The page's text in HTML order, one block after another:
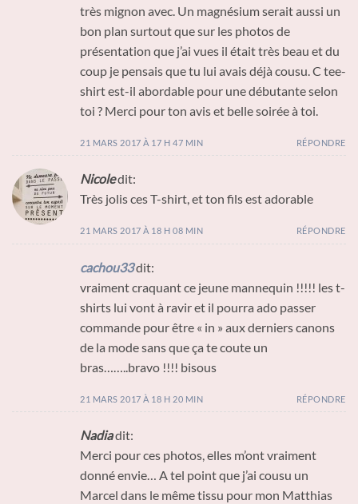
très mignon avec. Un magnésium serait aussi un
bon plan surtout que sur les photos de
présentation que j’ai vues il était très beau et du
coup je pensais que tu lui avais déjà cousu. C tee-
shirt est-il abordable pour une débutante selon
toi ? Merci pour ton avis et belle soirée à toi.
21 MARS 2017 À 17 H 47 MIN RÉPONDRE
Nicoledit:
Très jolis ces T-shirt, et ton fils est adorable
21 MARS 2017 À 18 H 08 MIN RÉPONDRE
cachou33dit:
vraiment craquant ce jeune mannequin !!!!! les t-
shirts lui vont à ravir et il pourra ado passer
commande pour être « in » aux derniers canons
de la mode sans que ça te coute un
bras……..bravo !!!! bisous
21 MARS 2017 À 18 H 20 MIN RÉPONDRE
Nadiadit:
Merci pour ces photos, elles m’ont vraiment
donné envie… A tel point que j’ai cousu un
Marcel dans le même tissu pour mon Matthias